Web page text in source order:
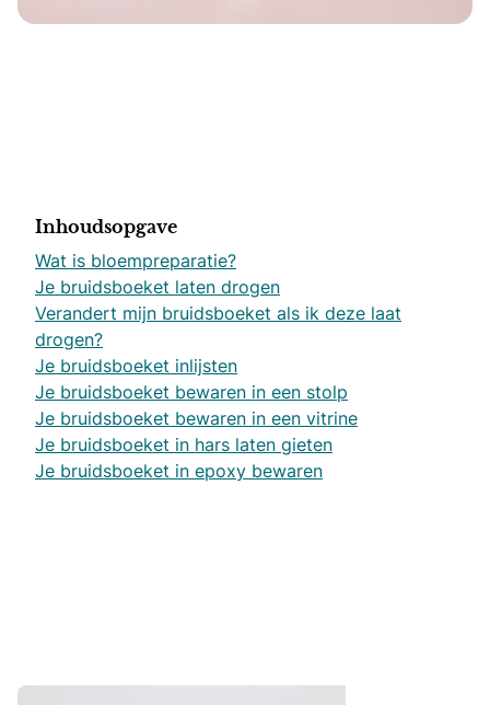
Inhoudsopgave
Wat is bloempreparatie?
Je bruidsboeket laten drogen
Verandert mijn bruidsboeket als ik deze laat
drogen?
Je bruidsboeket inlijsten
Je bruidsboeket bewaren in een stolp
Je bruidsboeket bewaren in een vitrine
Je bruidsboeket in hars laten gieten
Je bruidsboeket in epoxy bewaren